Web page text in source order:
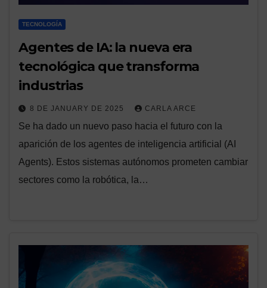
TECNOLOGÍA
Agentes de IA: la nueva era
tecnológica que transforma
industrias
8 DE JANUARY DE 2025 CARLA ARCE
Se ha dado un nuevo paso hacia el futuro con la
aparición de los agentes de inteligencia artificial (AI
Agents). Estos sistemas autónomos prometen cambiar
sectores como la robótica, la…